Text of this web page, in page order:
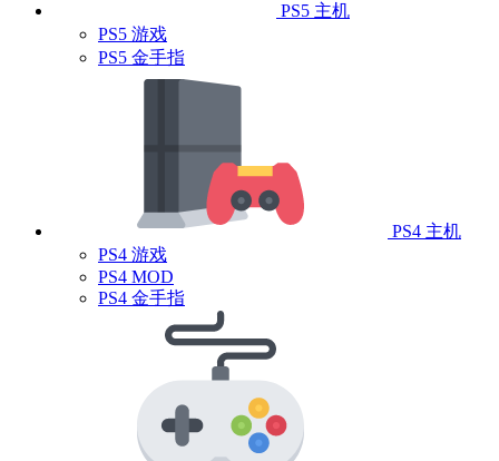
PS5 主机
PS5 游戏
PS5 金手指
PS4 主机
PS4 游戏
PS4 MOD
PS4 金手指